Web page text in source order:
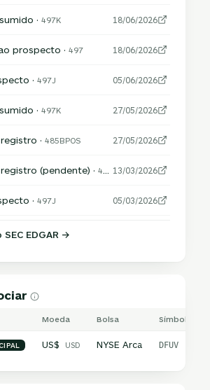
·497K 18/06/2026
prospecto ·497 18/06/2026
·497J 05/06/2026
·497K 27/05/2026
·485BPOS 27/05/2026
(pendente) ·485APOS 13/03/2026
·497J 05/03/2026
EDGAR →
Moeda Bolsa Símbolo
US$ USD NYSE Arca DFUV